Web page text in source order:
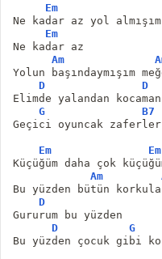
Em
Ne kadar az yol almışım
Em
Ne kadar az
Am
Yolun başındaymışım
D
D
Elimde yalandan
G
B7
Geçici oyuncak zaferler
Em
Em
Küçüğüm daha çok
Am
Bu yüzden bütün
D
Gururum bu yüzden
D
G
Bu yüzden çocuk gibi